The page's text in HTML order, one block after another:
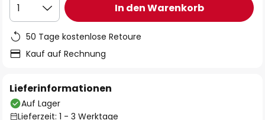
1 In den Warenkorb
50 Tage kostenlose Retoure
Kauf auf Rechnung
Lieferinformationen
Auf Lager
Lieferzeit: 1 - 3 Werktage